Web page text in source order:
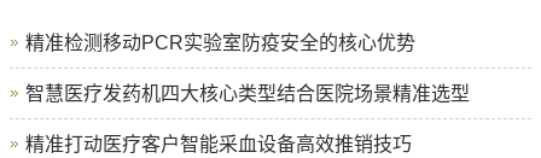
精准检测移动PCR实验室防疫安全的核心优势
智慧医疗发药机四大核心类型结合医院场景精准选型
精准打动医疗客户智能采血设备高效推销技巧